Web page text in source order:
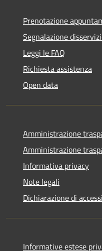
Prenotazione
Segnalazione
Leggi le FAQ
Richiesta assistenza
Open data
Amministrazione
Amministrazione
Informativa privacy
Note legali
Dichiarazione di
Informative estese